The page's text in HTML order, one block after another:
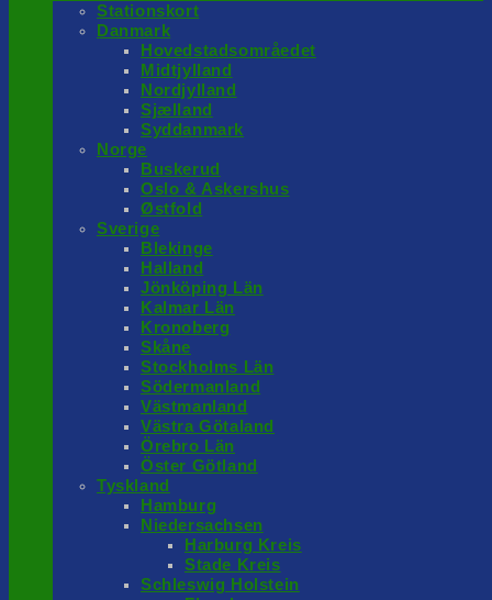
Stationskort
Danmark
Hovedstadsområedet
Midtjylland
Nordjylland
Sjælland
Syddanmark
Norge
Buskerud
Oslo & Askershus
Østfold
Sverige
Blekinge
Halland
Jönköping Län
Kalmar Län
Kronoberg
Skåne
Stockholms Län
Södermanland
Västmanland
Västra Götaland
Örebro Län
Öster Götland
Tyskland
Hamburg
Niedersachsen
Harburg Kreis
Stade Kreis
Schleswig Holstein